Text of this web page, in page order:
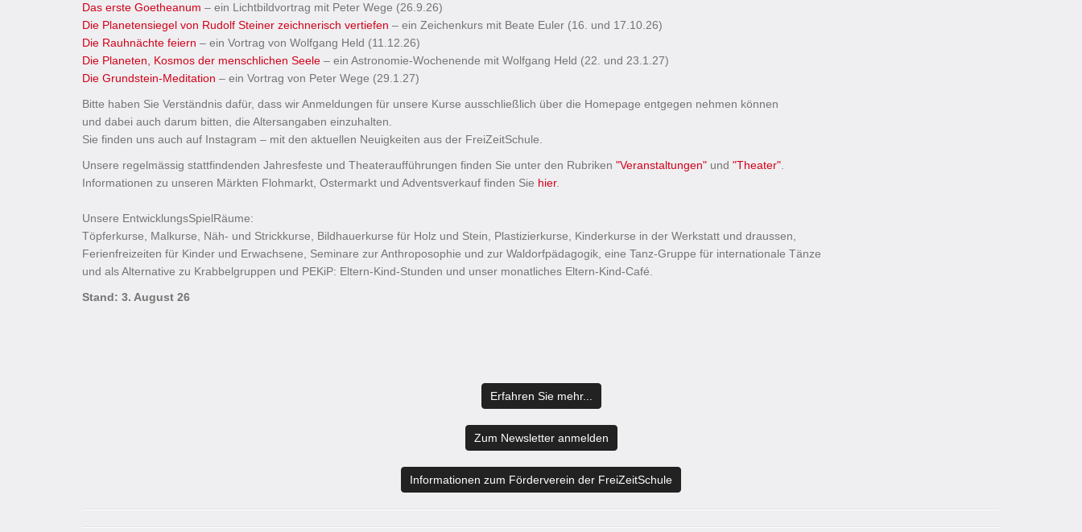
Das erste Goetheanum – ein Lichtbildvortrag mit Peter Wege (26.9.26)
Die Planetensiegel von Rudolf Steiner zeichnerisch vertiefen – ein Zeichenkurs mit Beate Euler (16. und 17.10.26)
Die Rauhnächte feiern – ein Vortrag von Wolfgang Held (11.12.26)
Die Planeten, Kosmos der menschlichen Seele – ein Astronomie-Wochenende mit Wolfgang Held (22. und 23.1.27)
Die Grundstein-Meditation – ein Vortrag von Peter Wege (29.1.27)
Bitte haben Sie Verständnis dafür, dass wir Anmeldungen für unsere Kurse ausschließlich über die Homepage entgegen nehmen können
und dabei auch darum bitten, die Altersangaben einzuhalten.
Sie finden uns auch auf Instagram – mit den aktuellen Neuigkeiten aus der FreiZeitSchule.
Unsere regelmässig stattfindenden Jahresfeste und Theateraufführungen finden Sie unter den Rubriken "Veranstaltungen" und "Theater".
Informationen zu unseren Märkten Flohmarkt, Ostermarkt und Adventsverkauf finden Sie hier.
Unsere EntwicklungsSpielRäume:
Töpferkurse, Malkurse, Näh- und Strickkurse, Bildhauerkurse für Holz und Stein, Plastizierkurse, Kinderkurse in der Werkstatt und draussen,
Ferienfreizeiten für Kinder und Erwachsene, Seminare zur Anthroposophie und zur Waldorfpädagogik, eine Tanz-Gruppe für internationale Tänze
und als Alternative zu Krabbelgruppen und PEKiP: Eltern-Kind-Stunden und unser monatliches Eltern-Kind-Café.
Stand: 3. August 26
Erfahren Sie mehr...
Zum Newsletter anmelden
Informationen zum Förderverein der FreiZeitSchule